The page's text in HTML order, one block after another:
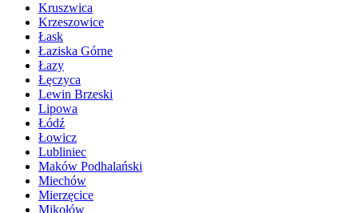
Kruszwica
Krzeszowice
Łask
Łaziska Górne
Łazy
Łęczyca
Lewin Brzeski
Lipowa
Łódź
Łowicz
Lubliniec
Maków Podhalański
Miechów
Mierzęcice
Mikołów